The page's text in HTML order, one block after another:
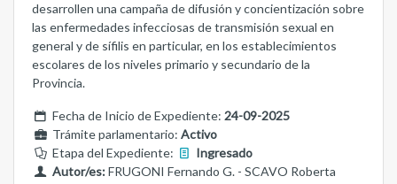
desarrollen una campaña de difusión y concientización sobre
las enfermedades infecciosas de transmisión sexual en
general y de sífilis en particular, en los establecimientos
escolares de los niveles primario y secundario de la
Provincia.
Fecha de Inicio de Expediente: 24-09-2025
Trámite parlamentario: Activo
Etapa del Expediente:
Ingresado
Autor/es:FRUGONI Fernando G. - SCAVO Roberta